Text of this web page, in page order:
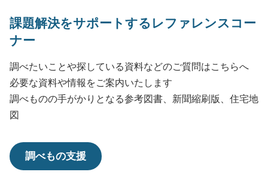
課題解決をサポートするレファレンスコー
ナー
調べたいことや探している資料などのご質問はこちらへ
必要な資料や情報をご案内いたします
調べものの手がかりとなる参考図書、新聞縮刷版、住宅地
図
調べもの支援